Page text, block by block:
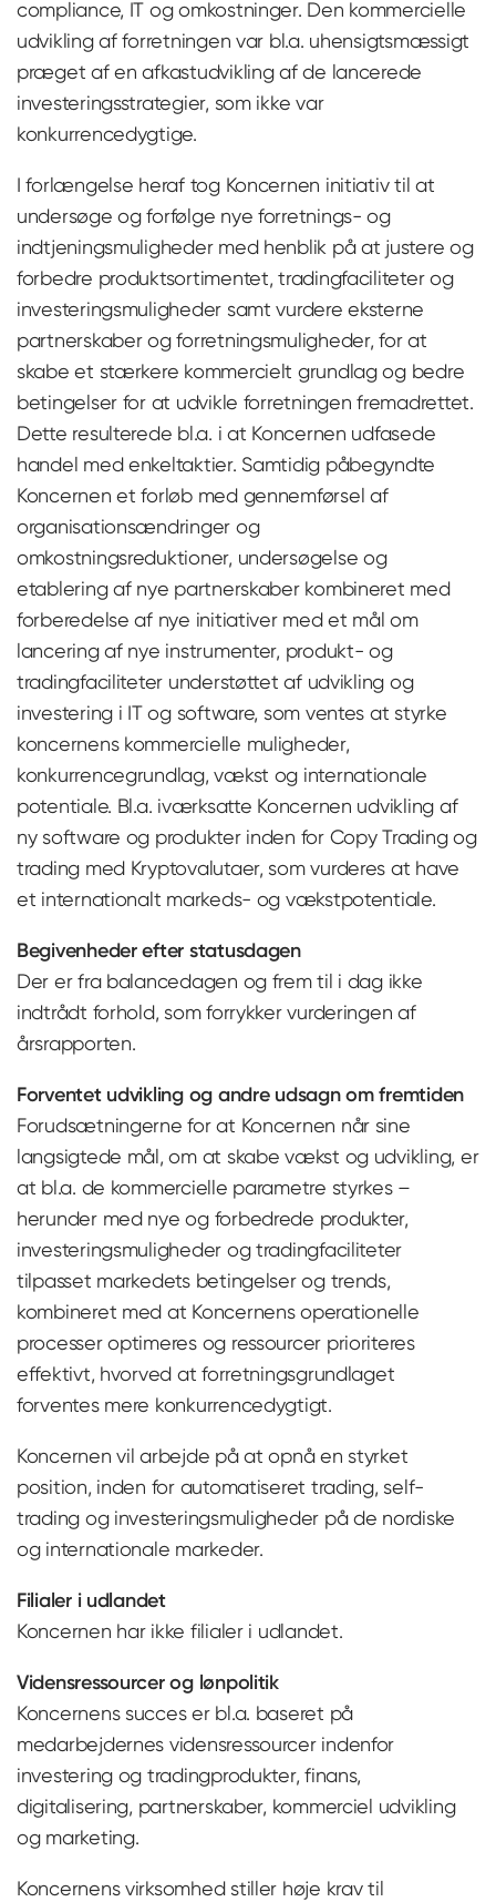
compliance, IT og omkostninger. Den kommercielle
udvikling af forretningen var bl.a. uhensigtsmæssigt
præget af en afkastudvikling af de lancerede
investeringsstrategier, som ikke var
konkurrencedygtige.
I forlængelse heraf tog Koncernen initiativ til at
undersøge og forfølge nye forretnings- og
indtjeningsmuligheder med henblik på at justere og
forbedre produktsortimentet, tradingfaciliteter og
investeringsmuligheder samt vurdere eksterne
partnerskaber og forretningsmuligheder, for at
skabe et stærkere kommercielt grundlag og bedre
betingelser for at udvikle forretningen fremadrettet.
Dette resulterede bl.a. i at Koncernen udfasede
handel med enkeltaktier. Samtidig påbegyndte
Koncernen et forløb med gennemførsel af
organisationsændringer og
omkostningsreduktioner, undersøgelse og
etablering af nye partnerskaber kombineret med
forberedelse af nye initiativer med et mål om
lancering af nye instrumenter, produkt- og
tradingfaciliteter understøttet af udvikling og
investering i IT og software, som ventes at styrke
koncernens kommercielle muligheder,
konkurrencegrundlag, vækst og internationale
potentiale. Bl.a. iværksatte Koncernen udvikling af
ny software og produkter inden for Copy Trading og
trading med Kryptovalutaer, som vurderes at have
et internationalt markeds- og vækstpotentiale.
Begivenheder efter statusdagen
Der er fra balancedagen og frem til i dag ikke
indtrådt forhold, som forrykker vurderingen af
årsrapporten.
Forventet udvikling og andre udsagn om fremtiden
Forudsætningerne for at Koncernen når sine
langsigtede mål, om at skabe vækst og udvikling, er
at bl.a. de kommercielle parametre styrkes –
herunder med nye og forbedrede produkter,
investeringsmuligheder og tradingfaciliteter
tilpasset markedets betingelser og trends,
kombineret med at Koncernens operationelle
processer optimeres og ressourcer prioriteres
effektivt, hvorved at forretningsgrundlaget
forventes mere konkurrencedygtigt.
Koncernen vil arbejde på at opnå en styrket
position, inden for automatiseret trading, self-
trading og investeringsmuligheder på de nordiske
og internationale markeder.
Filialer i udlandet
Koncernen har ikke filialer i udlandet.
Vidensressourcer og lønpolitik
Koncernens succes er bl.a. baseret på
medarbejdernes vidensressourcer indenfor
investering og tradingprodukter, finans,
digitalisering, partnerskaber, kommerciel udvikling
og marketing.
Koncernens virksomhed stiller høje krav til